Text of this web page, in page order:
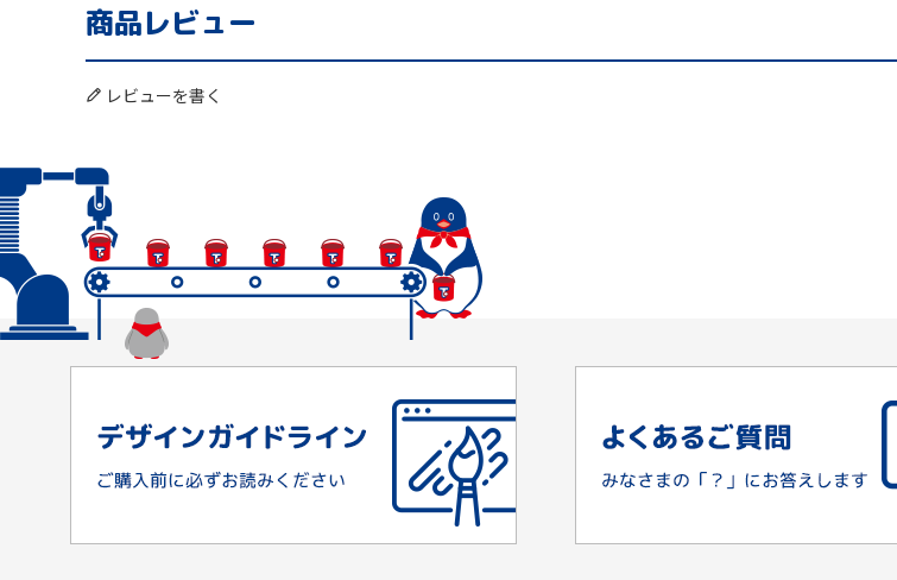
商品レビュー
レビューを書く